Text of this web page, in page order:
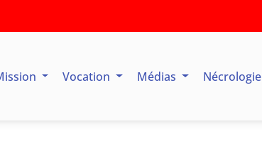
Vocation Médias Nécrologie